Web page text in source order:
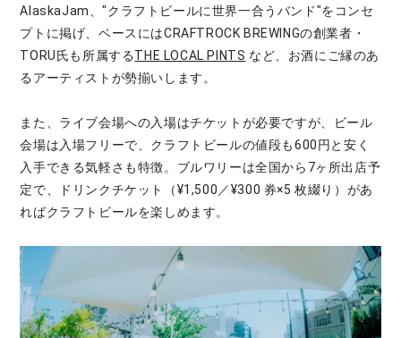
AlaskaJam、"クラフトビールに世界一合うバンド"をコンセ
プトに掲げ、ベースにはCRAFTROCK BREWINGの創業者・
TORU氏も所属するTHE LOCAL PINTS など、お酒にご縁のあ
るアーティストが勢揃いします。
また、ライブ会場への入場はチケットが必要ですが、ビール
会場は入場フリーで、クラフトビールの値段も600円と安く
入手できる気軽さも特徴。ブルワリーは全国から7ヶ所出店予
定で、ドリンクチケット（¥1,500／¥300 券×5 枚綴り）があ
ればクラフトビールを楽しめます。